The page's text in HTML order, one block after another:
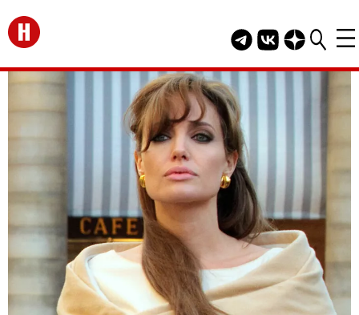
Перейти на главную
Telegram канал
Группа HELLO
Канал